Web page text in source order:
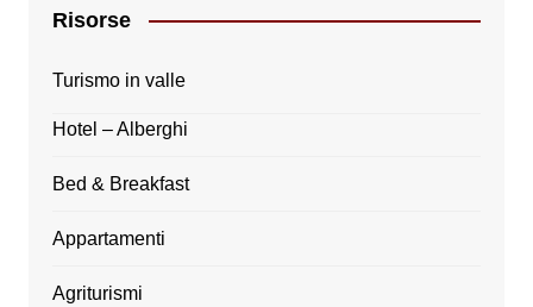
Risorse
Turismo in valle
Hotel – Alberghi
Bed & Breakfast
Appartamenti
Agriturismi